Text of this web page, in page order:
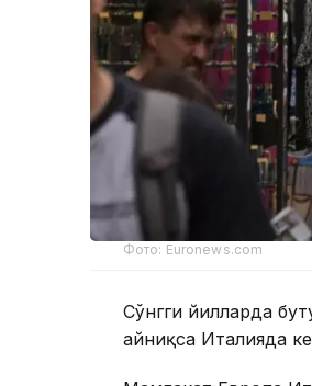
Фото: Euronews.com
Сўнгги йилларда
айниқса Италияда